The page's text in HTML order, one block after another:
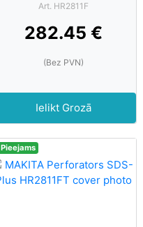
Art. HR2811F
282.45 €
(Bez PVN)
Ielikt Grozā
Pieejams